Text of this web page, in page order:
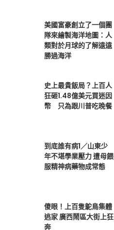
美國富豪創立了一個團
隊來繪製海洋地圖：人
類對於月球的了解遠遠
勝過海洋
史上最貴飯局？上百人
狂砸1.48億美元買迷因
幣 只為跟川普吃晚餐
到底誰有病1／山東少
年不堪學業壓力 遭母餵
服精神病藥物成常態
傻眼！上百隻鴕鳥集體
逃家 廣西鬧區大街上狂
奔